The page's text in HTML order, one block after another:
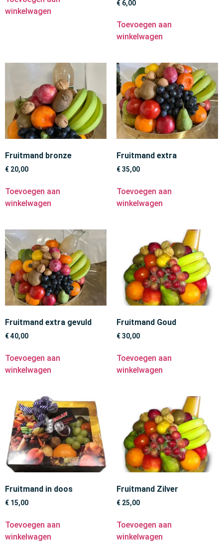
winkelwagen
€ 6,00
Toevoegen aan
winkelwagen
Fruitmand bronze
€ 20,00
Toevoegen aan
winkelwagen
Fruitmand extra
€35,00
Toevoegen aan
winkelwagen
Fruitmand extra gevuld
€40,00
Toevoegen aan
winkelwagen
Fruitmand Goud
€30,00
Toevoegen aan
winkelwagen
Fruitmand in doos
€ 15,00
Toevoegen aan
winkelwagen
Fruitmand Zilver
€ 25,00
Toevoegen aan
winkelwagen